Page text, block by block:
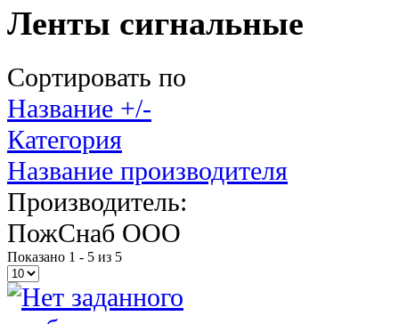
Ленты сигнальные
Сортировать по
Название +/-
Категория
Название производителя
Производитель:
ПожСнаб ООО
Показано 1 - 5 из 5